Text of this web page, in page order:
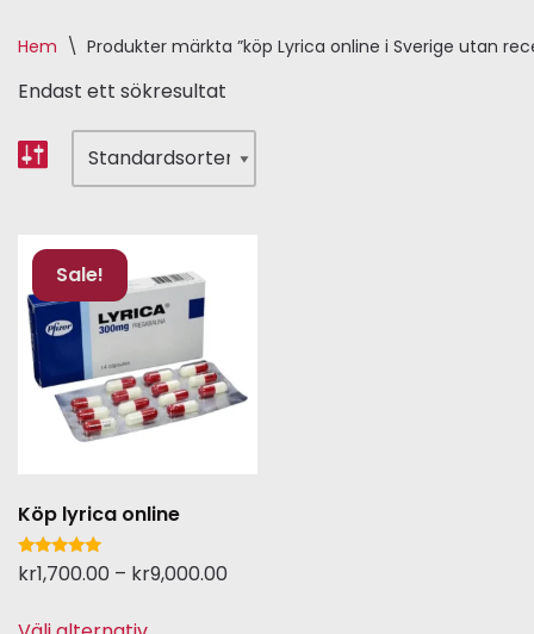
Hem \ Produkter märkta ”köp Lyrica online i Sverige utan
Endast ett sökresultat
Sale!
Köp lyrica online
Betygsatt
5.00
kr1,700.00 – kr9,000.00